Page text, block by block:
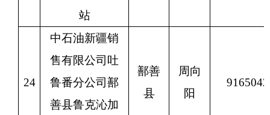
站
24
中石油新疆销
售有限公司吐
鲁番分公司鄯
善县鲁克沁加
鄯善
县
周向
阳